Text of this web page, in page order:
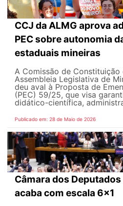
CCJ da ALMG aprova
PEC sobre autonomia
estaduais mineiras
A Comissão de
Assembleia Legislativa de
deu aval à Proposta de
(PEC) 59/25, que visa
didático-científica,
Publicado em: 28 de Maio de 2026
Câmara dos Deputados
acaba com escala 6x1